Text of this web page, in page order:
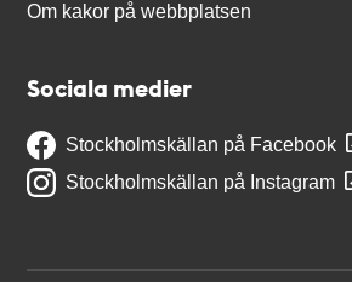
Om kakor på webbplatsen
Sociala medier
Stockholmskällan på Facebook
Stockholmskällan på Instagram